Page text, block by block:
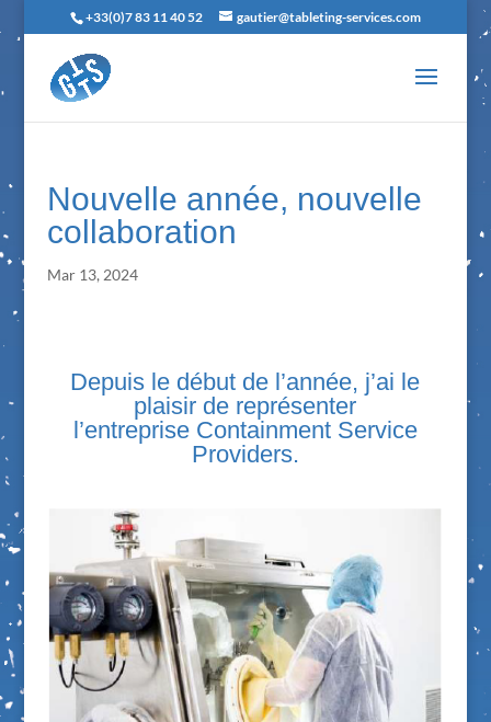
+33(0)7 83 11 40 52 gautier@tableting-services.com
Nouvelle année, nouvelle
collaboration
Mar 13, 2024
Depuis le début de l’année, j’ai le
plaisir de représenter
l’entreprise Containment Service
Providers.